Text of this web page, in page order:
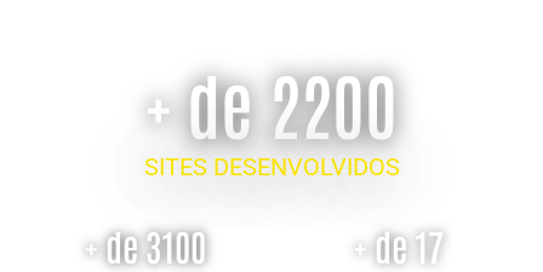
+ de 2200
SITES DESENVOLVIDOS
+ de 3100 + de 17